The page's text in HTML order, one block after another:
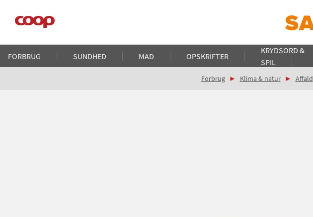
hovedindhold
Main
navigation
FORBRUG SUNDHED MAD OPSKRIFTER
KRYDSORD &
SPIL
Brødkrumme
Forbrug Klima & natur Affald